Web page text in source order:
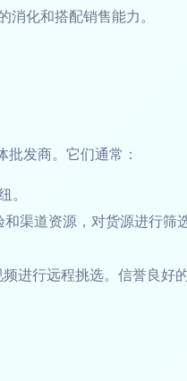
化和搭配销售能力。
发商。它们通常：
。
和渠道资源，对货源进行筛
进行远程挑选。信誉良好